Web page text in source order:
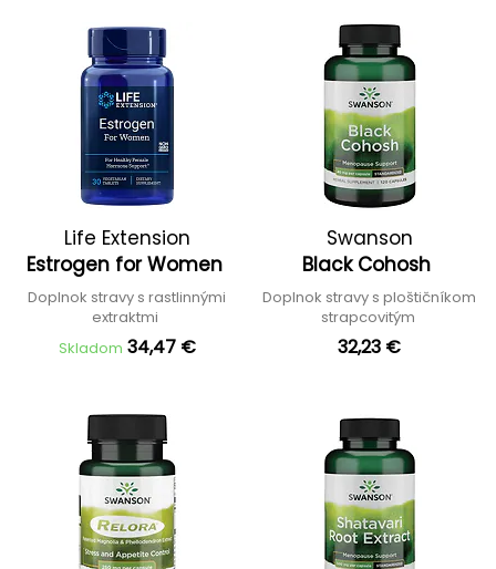
Life Extension
Estrogen for Women
Doplnok stravy s rastlinnými
extraktmi
Skladom 34,47 €
Swanson
Black Cohosh
Doplnok stravy s ploštičníkom
strapcovitým
32,23 €